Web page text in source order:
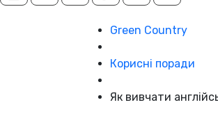
Green Country
Корисні поради
Як вивчати